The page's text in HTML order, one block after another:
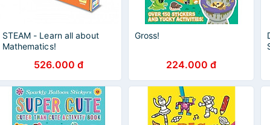
STEAM - Learn all about
Mathematics!
526.000 đ
Gross!
224.000 đ